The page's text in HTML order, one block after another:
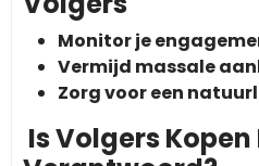
Monitor je
Vermijd massale
Zorg voor een
Is Volgers